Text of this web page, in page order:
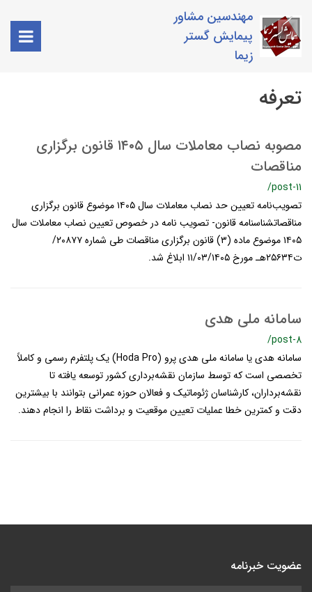
مهندسین مشاور
پیمایش گستر
زیما
تعرفه
مصوبه نصاب معاملات سال ۱۴۰۵ قانون برگزاری
مناقصات
/post-11
تصویب‌نامه تعیین حد نصاب معاملات سال ۱۴۰۵ موضوع قانون برگزاری
مناقصاتشناسنامه قانون- تصويب نامه در خصوص تعيين نصاب معاملات سال
۱۴۰۵ موضوع ماده (۳) قانون برگزاری مناقصات طی شماره ۲۰۸۷۷/
ت۲۵۶۳۴هـ مورخ ۱۱/۰۳/۱۴۰۵ ابلاغ شد.
سامانه ملی هدی
/post-8
سامانه هدی یا سامانه ملی هدی پرو (Hoda Pro) یک پلتفرم رسمی و کاملاً
تخصصی است که توسط سازمان نقشه‌برداری کشور توسعه یافته تا
نقشه‌برداران، کارشناسان ژئوماتیک و فعالان حوزه عمرانی بتوانند با بیشترین
دقت و کمترین خطا عملیات تعیین موقعیت و برداشت نقاط را انجام دهند.
عضویت خبرنامه